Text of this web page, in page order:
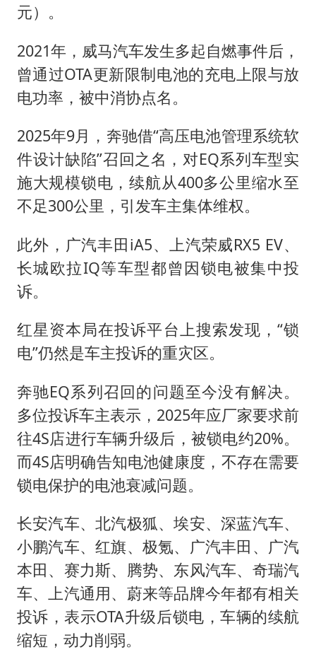
元）。
2021年，威马汽车发生多起自燃事件后，
曾通过OTA更新限制电池的充电上限与放
电功率，被中消协点名。
2025年9月，奔驰借“高压电池管理系统软
件设计缺陷”召回之名，对EQ系列车型实
施大规模锁电，续航从400多公里缩水至
不足300公里，引发车主集体维权。
此外，广汽丰田iA5、上汽荣威RX5 EV、
长城欧拉IQ等车型都曾因锁电被集中投
诉。
红星资本局在投诉平台上搜索发现，“锁
电”仍然是车主投诉的重灾区。
奔驰EQ系列召回的问题至今没有解决。
多位投诉车主表示，2025年应厂家要求前
往4S店进行车辆升级后，被锁电约20%。
而4S店明确告知电池健康度，不存在需要
锁电保护的电池衰减问题。
长安汽车、北汽极狐、埃安、深蓝汽车、
小鹏汽车、红旗、极氪、广汽丰田、广汽
本田、赛力斯、腾势、东风汽车、奇瑞汽
车、上汽通用、蔚来等品牌今年都有相关
投诉，表示OTA升级后锁电，车辆的续航
缩短，动力削弱。